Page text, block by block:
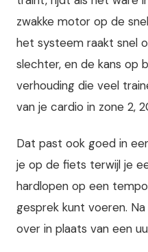
zwakke motor op de
het systeem raakt snel
slechter, en de kans op
verhouding die veel
van je cardio in zone 2,
Dat past ook goed in
je op de fiets terwijl je
hardlopen op een
gesprek kunt voeren.
over in plaats van een